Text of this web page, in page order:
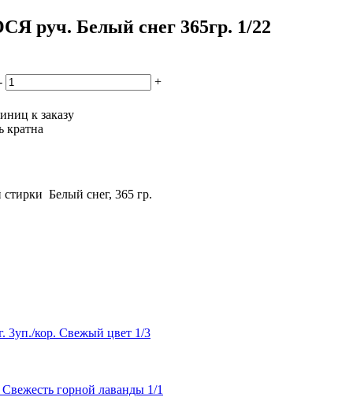
руч. Белый снег 365гр. 1/22
+
к заказу
кратна
Белый снег, 365 гр.
3уп./кор. Свежый цвет 1/3
горной лаванды 1/1